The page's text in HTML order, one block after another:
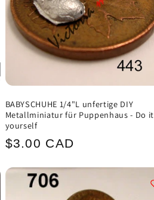
BABYSCHUHE 1/4"L unfertige DIY
Metallminiatur für Puppenhaus - Do it
yourself
Normaler
$3.00 CAD